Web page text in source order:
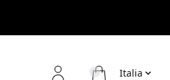
Italia